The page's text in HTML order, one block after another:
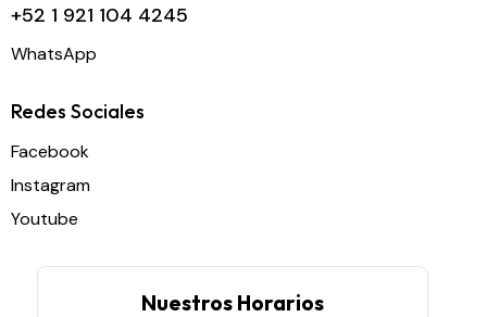
+52 1 921 104 4245
WhatsApp
Redes Sociales
Facebook
Instagram
Youtube
Nuestros Horarios